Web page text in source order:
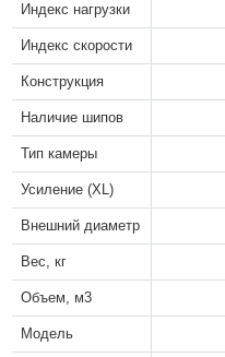
Индекс нагрузки
Индекс скорости
Конструкция
Наличие шипов
Тип камеры
Усиление (XL)
Внешний диаметр
Вес, кг
Объем, м3
Модель